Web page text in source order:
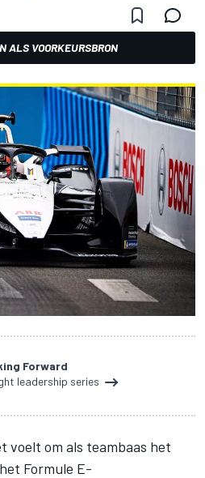
ALS VOORKEURSBRON
Forward
leadership series
voelt om als teambaas het
Formule E-